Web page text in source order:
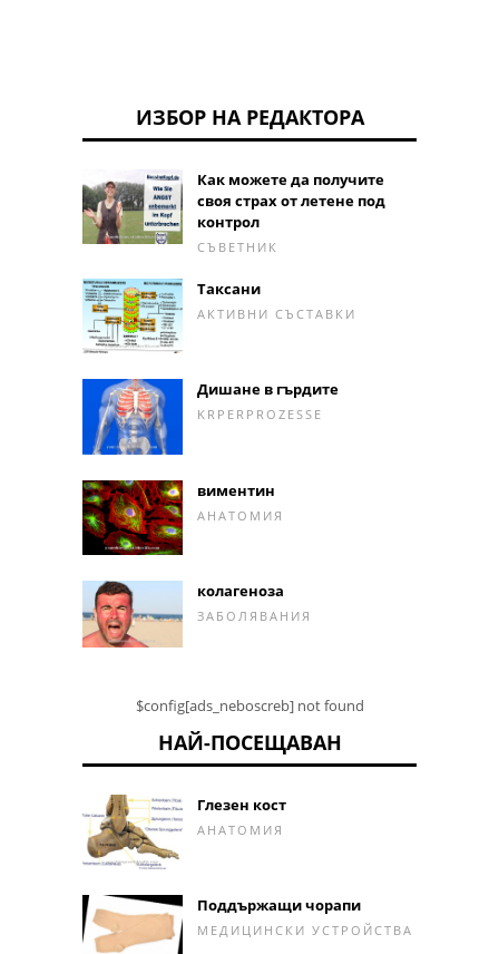
ИЗБОР НА РЕДАКТОРА
Как можете да получите
своя страх от летене под
контрол
СЪВЕТНИК
Таксани
АКТИВНИ СЪСТАВКИ
Дишане в гърдите
KRPERPROZESSE
виментин
АНАТОМИЯ
колагеноза
ЗАБОЛЯВАНИЯ
$config[ads_neboscreb] not found
НАЙ-ПОСЕЩАВАН
Глезен кост
АНАТОМИЯ
Поддържащи чорапи
МЕДИЦИНСКИ УСТРОЙСТВА